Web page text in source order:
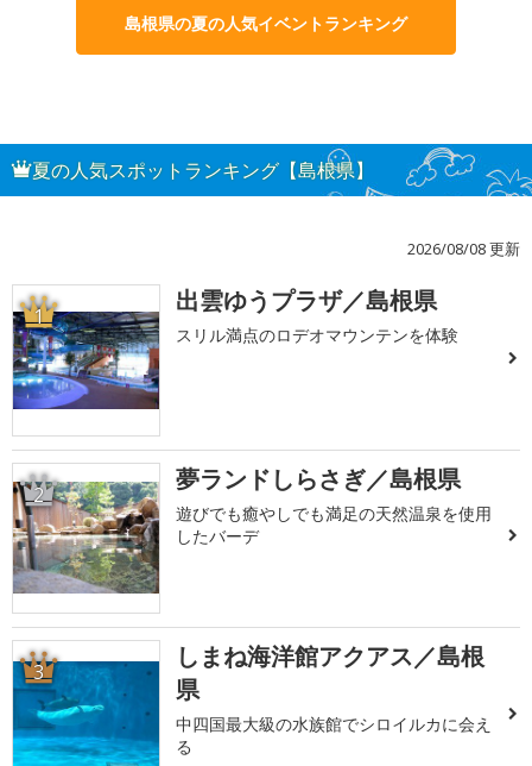
島根県の夏の人気イベントランキング
夏の人気スポットランキング【島根県】
2026/08/08 更新
1 出雲ゆうプラザ／島根県
スリル満点のロデオマウンテンを体験
2 夢ランドしらさぎ／島根県
遊びでも癒やしでも満足の天然温泉を使用
したバーデ
3
しまね海洋館アクアス／島根
県
中四国最大級の水族館でシロイルカに会え
る